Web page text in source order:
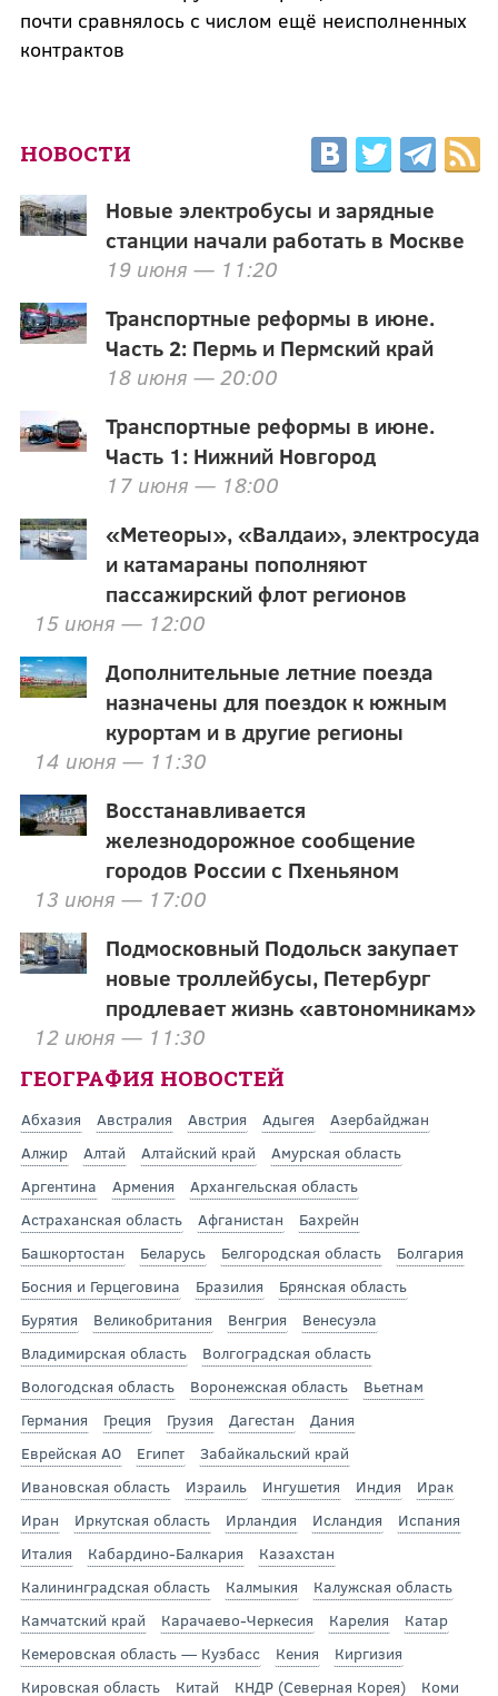
почти сравнялось с числом ещё неисполненных
контрактов
НОВОСТИ
Новые электробусы и зарядные
станции начали работать в Москве
19 июня — 11:20
Транспортные реформы в июне.
Часть 2: Пермь и Пермский край
18 июня — 20:00
Транспортные реформы в июне.
Часть 1: Нижний Новгород
17 июня — 18:00
«Метеоры», «Валдаи», электросуда
и катамараны пополняют
пассажирский флот регионов
15 июня — 12:00
Дополнительные летние поезда
назначены для поездок к южным
курортам и в другие регионы
14 июня — 11:30
Восстанавливается
железнодорожное сообщение
городов России с Пхеньяном
13 июня — 17:00
Подмосковный Подольск закупает
новые троллейбусы, Петербург
продлевает жизнь «автономникам»
12 июня — 11:30
ГЕОГРАФИЯ НОВОСТЕЙ
Абхазия Австралия Австрия Адыгея
Азербайджан
Алжир
Алтай Алтайский край
Амурская область
Аргентина
Армения
Архангельская область
Астраханская область
Афганистан
Бахрейн
Башкортостан
Беларусь Белгородская область
Болгария
Босния и Герцеговина
Бразилия
Брянская область
Бурятия
Великобритания Венгрия
Венесуэла
Владимирская область
Волгоградская область
Вологодская область
Воронежская область
Вьетнам
Германия
Греция Грузия Дагестан
Дания
Еврейская АО
Египет
Забайкальский край
Ивановская область
Израиль Ингушетия Индия
Ирак
Иран
Иркутская область Ирландия Исландия
Испания
Италия
Кабардино-Балкария
Казахстан
Калининградская область
Калмыкия
Калужская область
Камчатский край
Карачаево-Черкесия Карелия
Катар
Кемеровская область — Кузбасс
Кения
Киргизия
Кировская область
Китай КНДР (Северная Корея)
Коми